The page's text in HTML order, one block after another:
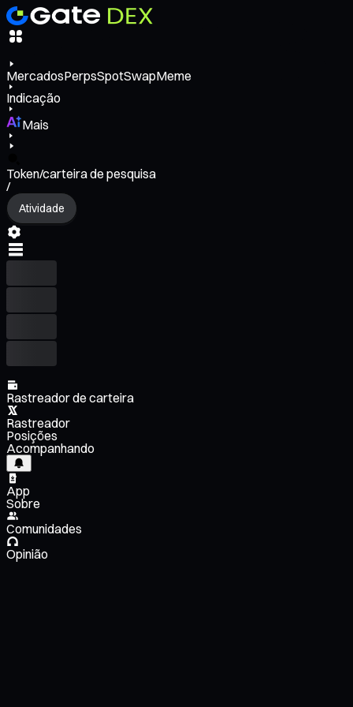
MercadosPerpsSpotSwapMeme
Indicação
Mais
Token/carteira de pesquisa
/
Atividade
Rastreador de carteira
Rastreador
Posições
Acompanhando
App
Sobre
Comunidades
Opinião